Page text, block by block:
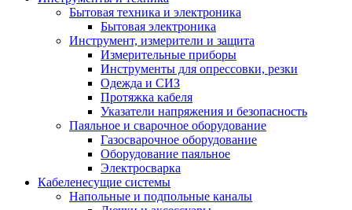
Бытовая техника и электроника
Бытовая электроника
Инструмент, измерители и защита
Измерительные приборы
Инструменты для опрессовки, резки
Одежда и СИЗ
Протяжка кабеля
Указатели напряжения и безопасность
Паяльное и сварочное оборудование
Газосварочное оборудование
Оборудование паяльное
Электросварка
Кабеленесущие системы
Напольные и подпольные каналы